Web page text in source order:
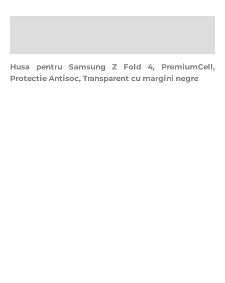
Husa pentru Samsung Z Fold 4, PremiumCell,
Protectie Antisoc, Transparent cu margini negre